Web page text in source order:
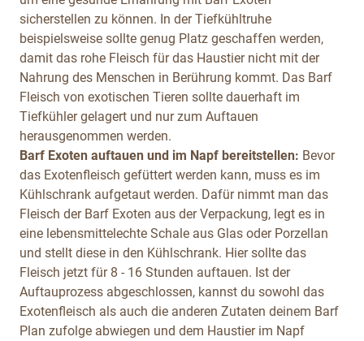
sicherstellen zu können. In der Tiefkühltruhe
beispielsweise sollte genug Platz geschaffen werden,
damit das rohe Fleisch für das Haustier nicht mit der
Nahrung des Menschen in Berührung kommt. Das Barf
Fleisch von exotischen Tieren sollte dauerhaft im
Tiefkühler gelagert und nur zum Auftauen
herausgenommen werden.
Barf Exoten auftauen und im Napf bereitstellen: Bevor
das Exotenfleisch gefüttert werden kann, muss es im
Kühlschrank aufgetaut werden. Dafür nimmt man das
Fleisch der Barf Exoten aus der Verpackung, legt es in
eine lebensmittelechte Schale aus Glas oder Porzellan
und stellt diese in den Kühlschrank. Hier sollte das
Fleisch jetzt für 8 - 16 Stunden auftauen. Ist der
Auftauprozess abgeschlossen, kannst du sowohl das
Exotenfleisch als auch die anderen Zutaten deinem Barf
Plan zufolge abwiegen und dem Haustier im Napf